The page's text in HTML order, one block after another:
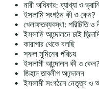
নারী অধিকার: ব্যাখ্যা ও
ইসলামি সংগঠন কী ও কেন?
খেলাফতব্যবস্থা: পরিচিতি ও
ইসলামি আন্দোলনে চাই
কারাগার থেকে বলছি
সফল মুমিনের পরিচয়
ইসলামী আন্দোলন কী ও কেন?
জিহাদ তাবলীগ আন্দোলন
ইসলামী সংগঠনে নেতৃত্ব ও